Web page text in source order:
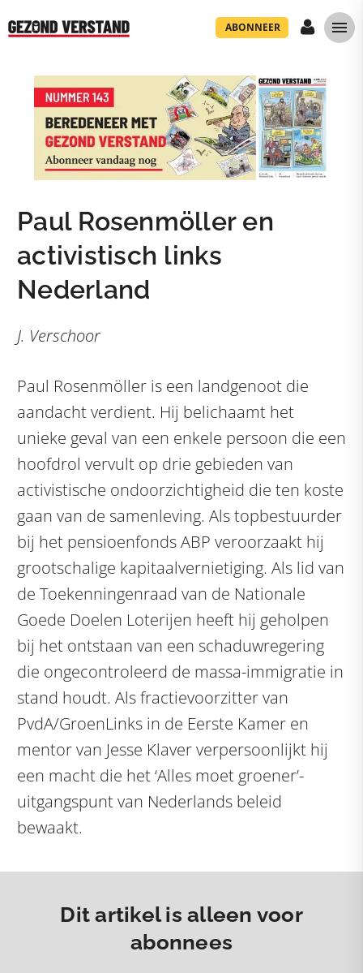
ABONNEER
Paul Rosenmöller en
activistisch links
Nederland
J. Verschoor
Paul Rosenmöller is een landgenoot die
aandacht verdient. Hij belichaamt het
unieke geval van een enkele persoon die een
hoofdrol vervult op drie gebieden van
activistische ondoorzichtigheid die ten koste
gaan van de samenleving. Als topbestuurder
bij het pensioenfonds ABP veroorzaakt hij
grootschalige kapitaalvernietiging. Als lid van
de Toekenningenraad van de Nationale
Goede Doelen Loterijen heeft hij geholpen
bij het ontstaan van een schaduwregering
die ongecontroleerd de massa-immigratie in
stand houdt. Als fractievoorzitter van
PvdA/GroenLinks in de Eerste Kamer en
mentor van Jesse Klaver verpersoonlijkt hij
een macht die het ‘Alles moet groener’-
uitgangspunt van Nederlands beleid
bewaakt.
Dit artikel is alleen voor
abonnees